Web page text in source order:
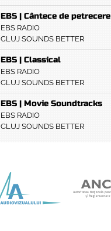
EBS | Cântece de petrecere
EBS RADIO
CLUJ SOUNDS BETTER
EBS | Classical
EBS RADIO
CLUJ SOUNDS BETTER
EBS | Movie Soundtracks
EBS RADIO
CLUJ SOUNDS BETTER